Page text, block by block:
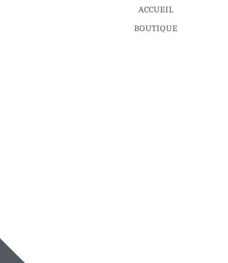
ACCUEIL
BOUTIQUE